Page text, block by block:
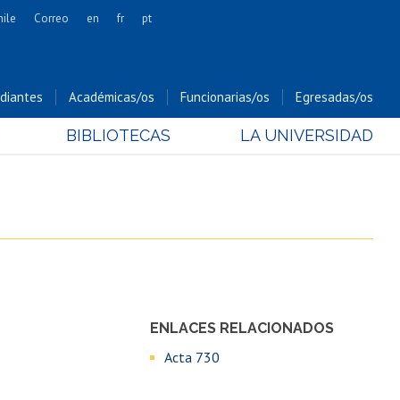
Cs. Forestales y Conservación
Cs. Sociales
Hospital Clínico
Correo en fr pt
Académicas/os Funcionarias/os Egresadas/os
BIBLIOTECAS LA UNIVERSIDAD
ENLACES RELACIONADOS
Acta 730